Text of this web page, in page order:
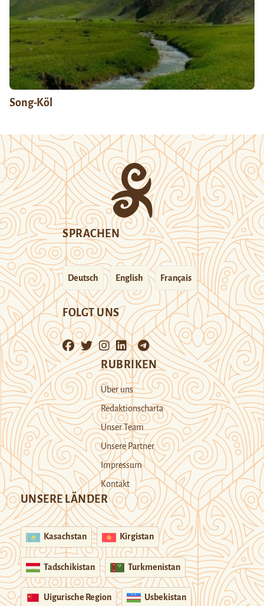
Song-Köl
SPRACHEN
Deutsch English Français
FOLGT UNS
RUBRIKEN
Über uns
Redaktionscharta
Unser Team
Unsere Partner
Impressum
Kontakt
UNSERE LÄNDER
Kasachstan Kirgistan
Tadschikistan Turkmenistan
Uigurische Region Usbekistan